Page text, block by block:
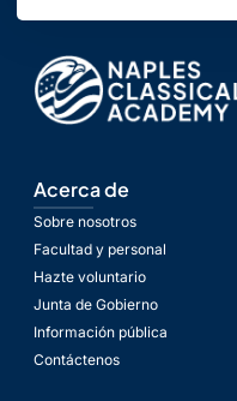
Acerca de
Sobre nosotros
Facultad y personal
Hazte voluntario
Junta de Gobierno
Información pública
Contáctenos